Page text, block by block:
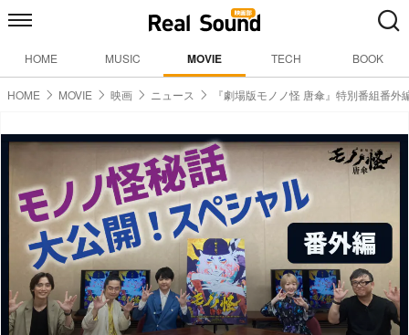
HOME MUSIC MOVIE TECH BOOK
HOME MOVIE 映画 ニュース 『劇場版モノノ怪 唐傘』特別番組番外